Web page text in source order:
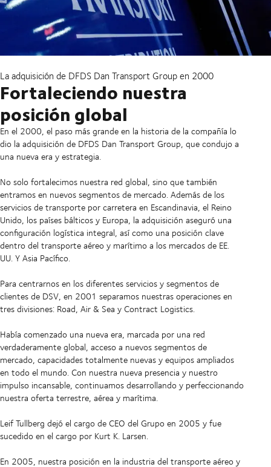
La adquisición de DFDS Dan Transport Group en 2000
Fortaleciendo nuestra
posición global
En el 2000, el paso más grande en la historia de la compañía lo
dio la adquisición de DFDS Dan Transport Group, que condujo a
una nueva era y estrategia.
No solo fortalecimos nuestra red global, sino que también
entramos en nuevos segmentos de mercado. Además de los
servicios de transporte por carretera en Escandinavia, el Reino
Unido, los países bálticos y Europa, la adquisición aseguró una
configuración logística integral, así como una posición clave
dentro del transporte aéreo y marítimo a los mercados de EE.
UU. Y Asia Pacífico.
Para centrarnos en los diferentes servicios y segmentos de
clientes de DSV, en 2001 separamos nuestras operaciones en
tres divisiones: Road, Air & Sea y Contract Logistics.
Había comenzado una nueva era, marcada por una red
verdaderamente global, acceso a nuevos segmentos de
mercado, capacidades totalmente nuevas y equipos ampliados
en todo el mundo. Con nuestra nueva presencia y nuestro
impulso incansable, continuamos desarrollando y perfeccionando
nuestra oferta terrestre, aérea y marítima.
Leif Tullberg dejó el cargo de CEO del Grupo en 2005 y fue
sucedido en el cargo por Kurt K. Larsen.
En 2005, nuestra posición en la industria del transporte aéreo y